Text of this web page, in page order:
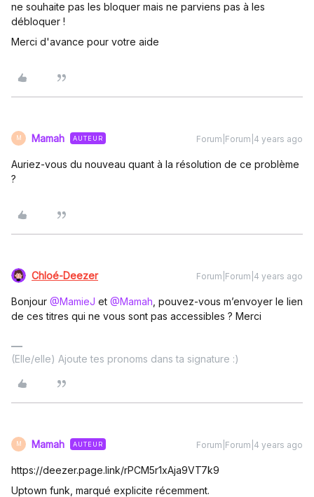
ne souhaite pas les bloquer mais ne parviens pas à les
débloquer !
Merci d'avance pour votre aide
M Mamah AUTEUR Forum|Forum|4 years ago
Auriez-vous du nouveau quant à la résolution de ce problème
?
Chloé-Deezer Forum|Forum|4 years ago
Bonjour @MamieJ et @Mamah , pouvez-vous m’envoyer le lien
de ces titres qui ne vous sont pas accessibles ? Merci
(Elle/elle) Ajoute tes pronoms dans ta signature :)
M Mamah AUTEUR Forum|Forum|4 years ago
https://deezer.page.link/rPCM5r1xAja9VT7k9
Uptown funk, marqué explicite récemment.